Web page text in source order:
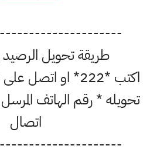
طريقة تحويل الرصيد
تحويله * رقم الهاتف
اتصال